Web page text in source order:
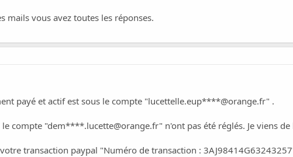
mails vous avez toutes les réponses.
payé et actif est sous le compte "lucettelle.eup****@orange.fr" .
le compte "dem****.lucette@orange.fr" n'ont pas été réglés. Je viens
transaction paypal "Numéro de transaction :